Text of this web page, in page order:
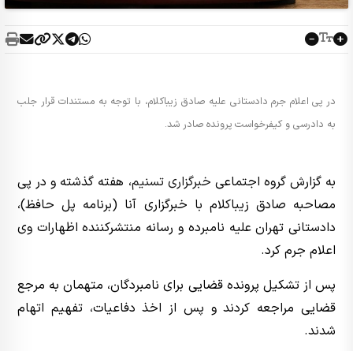
در پی اعلام جرم دادستانی علیه صادق زیباکلام، با توجه به مستندات قرار جلب
به دادرسی و کیفرخواست پرونده صادر شد.
به گزارش گروه اجتماعی خبرگزاری تسنیم، هفته گذشته و در پی
مصاحبه صادق زیباکلام با خبرگزاری آنا (برنامه پل حافظ)،
دادستانی تهران علیه نامبرده و رسانه منتشرکننده اظهارات وی
اعلام جرم کرد.
پس از تشکیل پرونده قضایی برای نامبردگان، متهمان به مرجع
قضایی مراجعه کردند و پس از اخذ دفاعیات، تفهیم اتهام
شدند.